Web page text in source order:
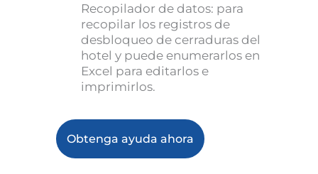
Recopilador de datos: para
recopilar los registros de
desbloqueo de cerraduras del
hotel y puede enumerarlos en
Excel para editarlos e
imprimirlos.
Obtenga ayuda ahora